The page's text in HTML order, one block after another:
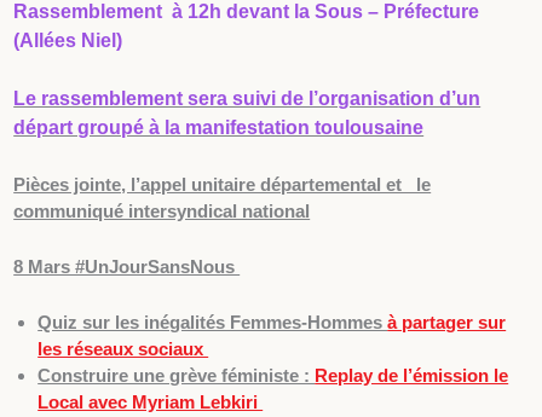
Rassemblement à 12h devant la Sous – Préfecture
(Allées Niel)
Le rassemblement sera suivi de l’organisation d’un
départ groupé à la manifestation toulousaine
Pièces jointe, l’appel unitaire départemental et le
communiqué intersyndical national
8 Mars #UnJourSansNous
Quiz sur les inégalités Femmes-Hommesà partager sur
les réseaux sociaux
Construire une grève féministe : Replay de l’émission le
Local avec Myriam Lebkiri